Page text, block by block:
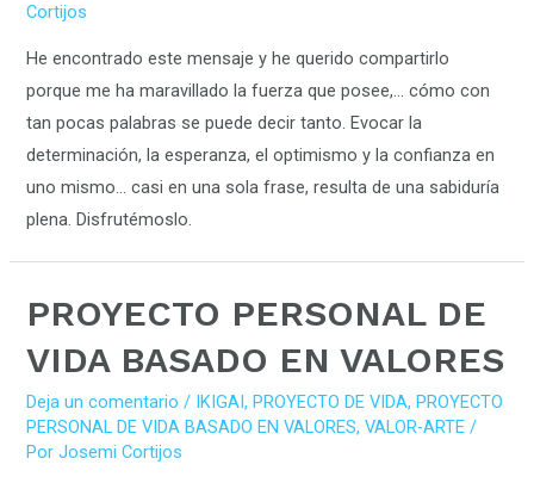
Cortijos
He encontrado este mensaje y he querido compartirlo
porque me ha maravillado la fuerza que posee,… cómo con
tan pocas palabras se puede decir tanto. Evocar la
determinación, la esperanza, el optimismo y la confianza en
uno mismo… casi en una sola frase, resulta de una sabiduría
plena. Disfrutémoslo.
PROYECTO PERSONAL DE
VIDA BASADO EN VALORES
Deja un comentario / IKIGAI, PROYECTO DE VIDA, PROYECTO
PERSONAL DE VIDA BASADO EN VALORES,VALOR-ARTE /
PorJosemi Cortijos
PROYECTO
DE
VIDA
BASADO
EN